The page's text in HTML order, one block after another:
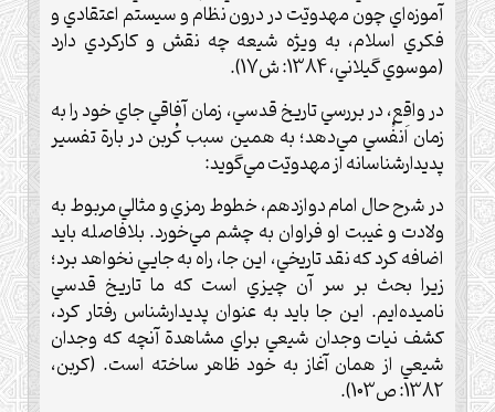
آموزه‌اي چون مهدويّت در درون نظام و سيستم اعتقادي و
فكري اسلام، به ويژه شيعه چه نقش و كاركردي دارد
(موسوي گيلاني، 1384: ش17).
در واقع، در بررسي تاريخ قدسي، زمان آفاقي جاي خود را به
زمان اَنفُسي مي‌دهد؛ به همين سبب کُربن در بارة تفسير
پديدارشناسانه از مهدويّت مي‌گويد:
در شرح حال امام دوازدهم، خطوط رمزي و مثالي مربوط به
ولادت و غيبت او فراوان به چشم مي‌خورد. بلافاصله بايد
اضافه کرد که نقد تاريخي، اين جا، راه به جايي نخواهد برد؛
زيرا بحث بر سر آن چيزي است كه ما تاريخ قدسي
ناميده‌ايم. اين جا بايد به عنوان پديدار‌شناس رفتار كرد،
كشف نيات وجدان شيعي براي مشاهدة آنچه که وجدان
شيعي از همان آغاز به خود ظاهر ساخته است. (کربن،
1382: ص103).